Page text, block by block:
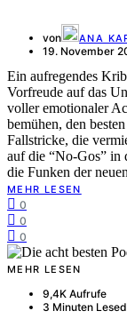
von ANA
19. November
Ein aufregendes
Vorfreude auf das
voller emotionaler
bemühen, den
Fallstricke, die
auf die “No-Gos” in
die Funken der
MEHR LESEN
0
0
0
MEHR LESEN
9,4K Aufrufe
3 Minuten